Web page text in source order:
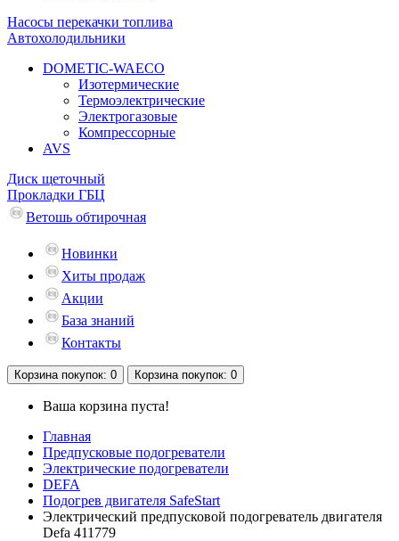
Насосы перекачки топлива
Автохолодильники
DOMETIC-WAECO
Изотермические
Термоэлектрические
Электрогазовые
Компрессорные
AVS
Диск щеточный
Прокладки ГБЦ
Ветошь обтирочная
Новинки
Хиты продаж
Акции
База знаний
Контакты
Корзина покупок: 0 Корзина покупок: 0
Ваша корзина пуста!
Главная
Предпусковые подогреватели
Электрические подогреватели
DEFA
Подогрев двигателя SafeStart
Электрический предпусковой подогреватель двигателя
Defa 411779